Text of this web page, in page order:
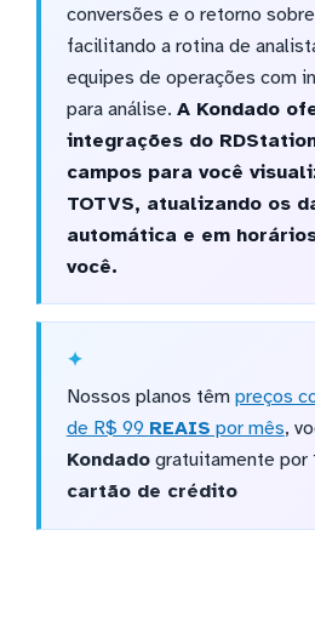
conversões e o retorno
facilitando a rotina de
equipes de operações com
para análise. A Kondado
integrações do
campos para você
TOTVS, atualizando os
automática e em
você.
Nossos planos têm preços
de R$ 99 REAIS por mês,
Kondadogratuitamente por
cartão de crédito